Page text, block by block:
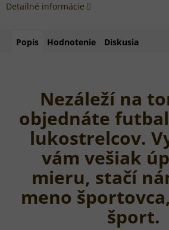
Detailné informácie
Popis Hodnotenie Diskusia
Nezáleží na
objednáte
lukostrelcov.
vám vešiak
mieru, stačí
meno
šport.